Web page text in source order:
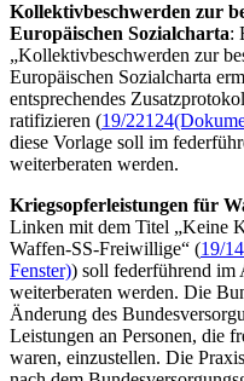
Kollektivbeschwerden zur
Europäischen Sozialcharta:
„Kollektivbeschwerden zur
Europäischen Sozialcharta
entsprechendes
ratifizieren (19/22124
diese Vorlage soll im
weiterberaten werden.
Kriegsopferleistungen für
Linken mit dem Titel „Keine
Waffen-SS-Freiwillige“ (19/
Fenster)) soll federführend im
weiterberaten werden. Die
Änderung des
Leistungen an Personen, die
waren, einzustellen. Die